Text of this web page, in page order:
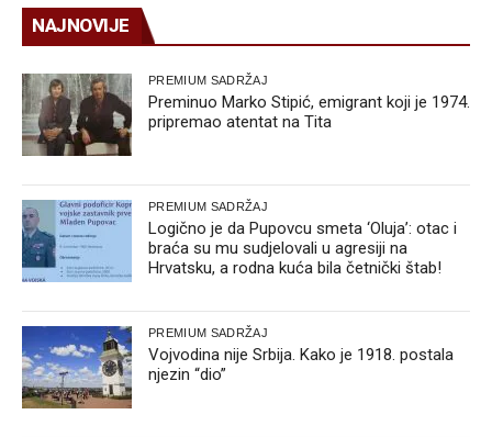
NAJNOVIJE
PREMIUM SADRŽAJ
Preminuo Marko Stipić, emigrant koji je 1974.
pripremao atentat na Tita
PREMIUM SADRŽAJ
Logično je da Pupovcu smeta ‘Oluja’: otac i
braća su mu sudjelovali u agresiji na
Hrvatsku, a rodna kuća bila četnički štab!
PREMIUM SADRŽAJ
Vojvodina nije Srbija. Kako je 1918. postala
njezin “dio”